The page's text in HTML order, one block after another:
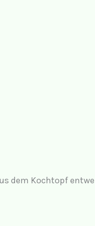
dem Kochtopf